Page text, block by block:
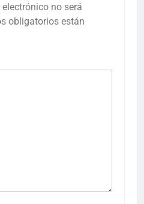
no será
obligatorios están